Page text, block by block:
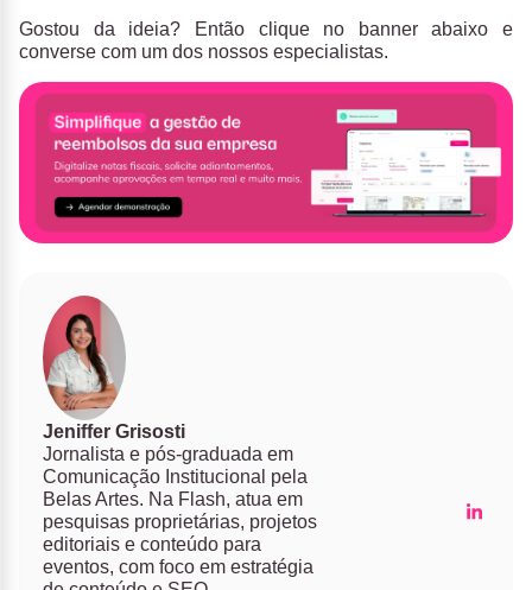
Gostou da ideia? Então clique no banner abaixo e
converse com um dos nossos especialistas.
Jeniffer Grisosti
Jornalista e pós-graduada em
Comunicação Institucional pela
Belas Artes. Na Flash, atua em
pesquisas proprietárias, projetos
editoriais e conteúdo para
eventos, com foco em estratégia